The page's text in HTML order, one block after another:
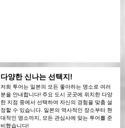
다양한 신나는 선택지!
저희 투어는 일본의 모든 좋아하는 명소로 여러
분을 안내합니다! 주요 도시 곳곳에 위치한 다양
한 지점 중에서 선택하여 자신의 경험을 맞춤 설
정할 수 있습니다. 일본의 역사적인 장소부터 현
대적인 명소까지, 모든 관심사에 맞는 투어를 준
비했습니다!